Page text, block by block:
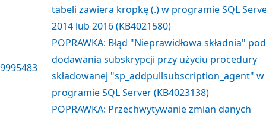
tabeli zawiera kropkę (.) w programie SQL
2014 lub 2016 (KB4021580)
9995483
POPRAWKA: Błąd "Nieprawidłowa składnia"
dodawania subskrypcji przy użyciu procedury
składowanej "sp_addpullsubscription_agent" w
programie SQL Server (KB4023138)
POPRAWKA: Przechwytywanie zmian danych